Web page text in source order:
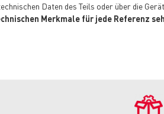
Daten des Teils oder über die
Merkmale für jede Referenz